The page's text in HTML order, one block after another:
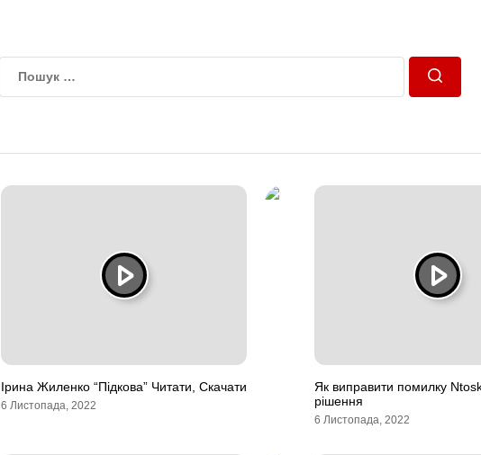
Ірина Жиленко “Підкова” Читати, Скачати
6 Листопада, 2022
Як виправити помилку
рішення
6 Листопада, 2022